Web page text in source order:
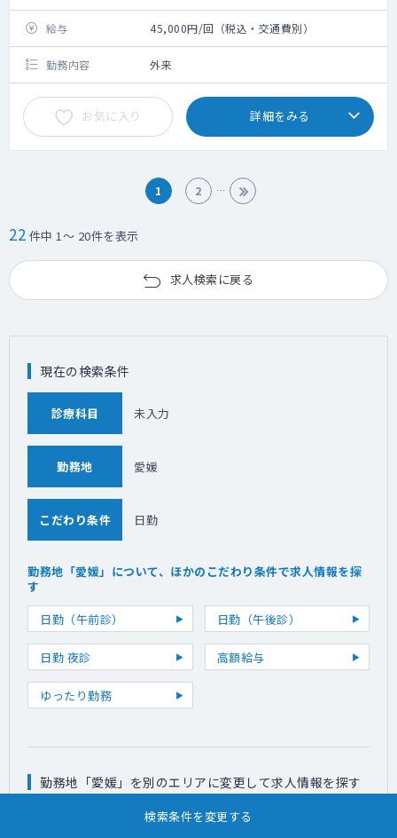
給与 45,000円/回（税込・交通費別）
勤務内容 外来
お気に入り 詳細をみる
1 2
22 件中 1～ 20件を表示
求人検索に戻る
検索条件を変更する
現在の検索条件
診療科目 未入力
勤務地 愛媛
こだわり条件 日勤
勤務地「愛媛」について、ほかのこだわり条件で求人情報を探
す
日勤（午前診）
日勤（午後診）
日勤 夜診 高額給与
ゆったり勤務
勤務地「愛媛」を別のエリアに変更して求人情報を探す